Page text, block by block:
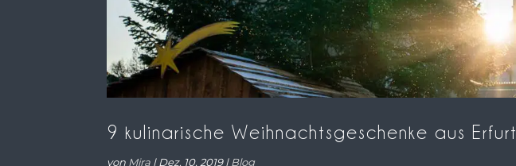
9 kulinarische Weihnachtsgeschenke aus Erfurt
von Mira |Dez. 10, 2019|Blog